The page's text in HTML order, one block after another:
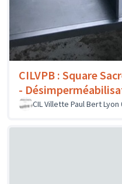
CILVPB : Square
-
CIL Villette Paul Bert Lyon